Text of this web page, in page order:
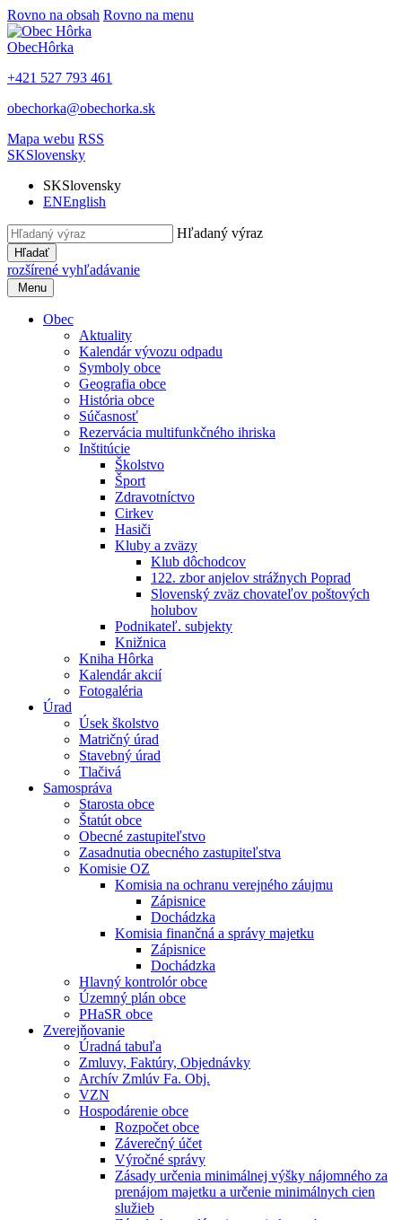
Rovno na obsah Rovno na menu
ObecHôrka
+421 527 793 461
obechorka@obechorka.sk
Mapa webu RSS
SKSlovensky
SKSlovensky
ENEnglish
Hľadaný výraz
Hľadať
rozšírené vyhľadávanie
Menu
Obec
Aktuality
Kalendár vývozu odpadu
Symboly obce
Geografia obce
História obce
Súčasnosť
Rezervácia multifunkčného ihriska
Inštitúcie
Školstvo
Šport
Zdravotníctvo
Cirkev
Hasiči
Kluby a zväzy
Klub dôchodcov
122. zbor anjelov strážnych Poprad
Slovenský zväz chovateľov poštových
holubov
Podnikateľ. subjekty
Knižnica
Kniha Hôrka
Kalendár akcií
Fotogaléria
Úrad
Úsek školstvo
Matričný úrad
Stavebný úrad
Tlačivá
Samospráva
Starosta obce
Štatút obce
Obecné zastupiteľstvo
Zasadnutia obecného zastupiteľstva
Komisie OZ
Komisia na ochranu verejného záujmu
Zápisnice
Dochádzka
Komisia finančná a správy majetku
Zápisnice
Dochádzka
Hlavný kontrolór obce
Územný plán obce
PHaSR obce
Zverejňovanie
Úradná tabuľa
Zmluvy, Faktúry, Objednávky
Archív Zmlúv Fa. Obj.
VZN
Hospodárenie obce
Rozpočet obce
Záverečný účet
Výročné správy
Zásady určenia minimálnej výšky nájomného za
prenájom majetku a určenie minimálnych cien
služieb